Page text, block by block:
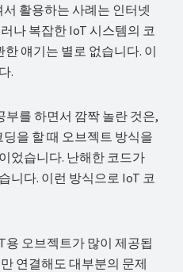
활용하는 사례는 인터넷
나 복잡한 IoT 시스템의 코
얘기는 별로 없습니다. 이
.
부를 하면서 깜짝 놀란 것은,
을 할 때 오브젝트 방식을
었습니다. 난해한 코드가
니다. 이런 방식으로 IoT 코
용 오브젝트가 많이 제공됩
연결해도 대부분의 문제